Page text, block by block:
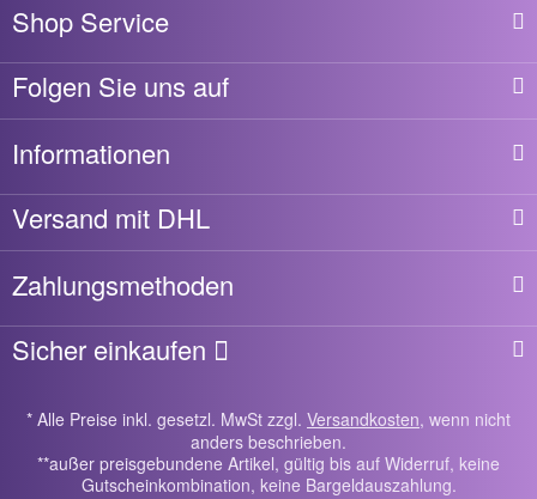
Shop Service
Folgen Sie uns auf
Informationen
Versand mit DHL
Zahlungsmethoden
Sicher einkaufen
* Alle Preise inkl. gesetzl. MwSt zzgl. Versandkosten, wenn nicht
anders beschrieben.
**außer preisgebundene Artikel, gültig bis auf Widerruf, keine
Gutscheinkombination, keine Bargeldauszahlung.